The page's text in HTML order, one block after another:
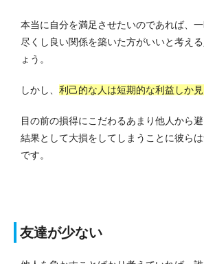
本当に自分を満足させたいのであれば、
尽くし良い関係を築いた方がいいと考え
ょう。
しかし、 利己的な人は短期的な利益しか
目の前の損得にこだわるあまり他人から避
結果として大損をしてしまうことに彼ら
です。
友達が少ない